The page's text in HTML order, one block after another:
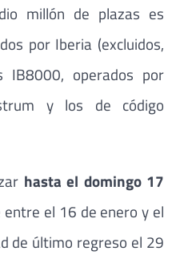
millón de plazas es
por Iberia (excluidos,
operados por
y los de código
hasta el domingo 17
entre el 16 de enero y el
de último regreso el 29